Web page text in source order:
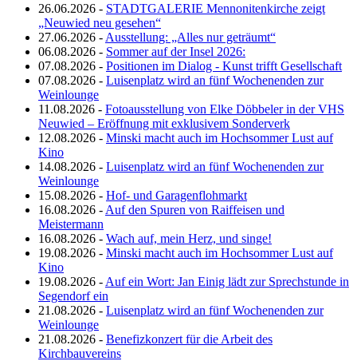
26.06.2026 - STADTGALERIE Mennonitenkirche zeigt
„Neuwied neu gesehen“
27.06.2026 - Ausstellung: „Alles nur geträumt“
06.08.2026 - Sommer auf der Insel 2026:
07.08.2026 - Positionen im Dialog - Kunst trifft Gesellschaft
07.08.2026 - Luisenplatz wird an fünf Wochenenden zur
Weinlounge
11.08.2026 - Fotoausstellung von Elke Döbbeler in der VHS
Neuwied – Eröffnung mit exklusivem Sonderverk
12.08.2026 - Minski macht auch im Hochsommer Lust auf
Kino
14.08.2026 - Luisenplatz wird an fünf Wochenenden zur
Weinlounge
15.08.2026 - Hof- und Garagenflohmarkt
16.08.2026 - Auf den Spuren von Raiffeisen und
Meistermann
16.08.2026 - Wach auf, mein Herz, und singe!
19.08.2026 - Minski macht auch im Hochsommer Lust auf
Kino
19.08.2026 - Auf ein Wort: Jan Einig lädt zur Sprechstunde in
Segendorf ein
21.08.2026 - Luisenplatz wird an fünf Wochenenden zur
Weinlounge
21.08.2026 - Benefizkonzert für die Arbeit des
Kirchbauvereins